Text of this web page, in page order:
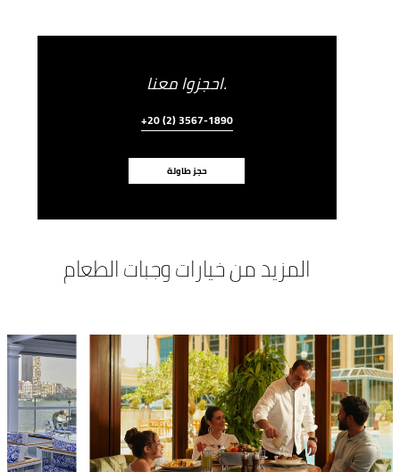
احجزوا معنا.
+20 (2) 3567-1890
حجز طاولة
المزيد من خيارات وجبات الطعام